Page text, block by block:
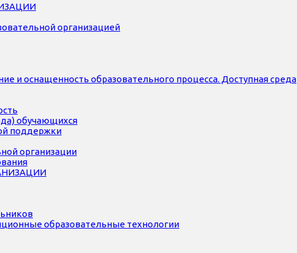
организацией
и оснащенность образовательного процесса. Доступная среда
обучающихся
поддержки
организации
образовательные технологии